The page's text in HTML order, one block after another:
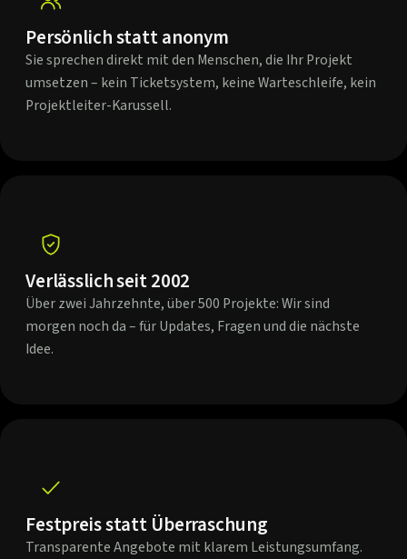
Persönlich statt anonym
Sie sprechen direkt mit den Menschen, die Ihr Projekt
umsetzen – kein Ticketsystem, keine Warteschleife, kein
Projektleiter-Karussell.
Verlässlich seit 2002
Über zwei Jahrzehnte, über 500 Projekte: Wir sind
morgen noch da – für Updates, Fragen und die nächste
Idee.
Festpreis statt Überraschung
Transparente Angebote mit klarem Leistungsumfang.